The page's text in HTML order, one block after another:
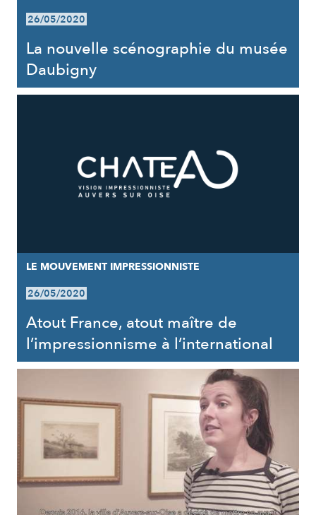
26/05/2020
La nouvelle scénographie du musée
Daubigny
LE MOUVEMENT IMPRESSIONNISTE
26/05/2020
Atout France, atout maître de
l’impressionnisme à l’international